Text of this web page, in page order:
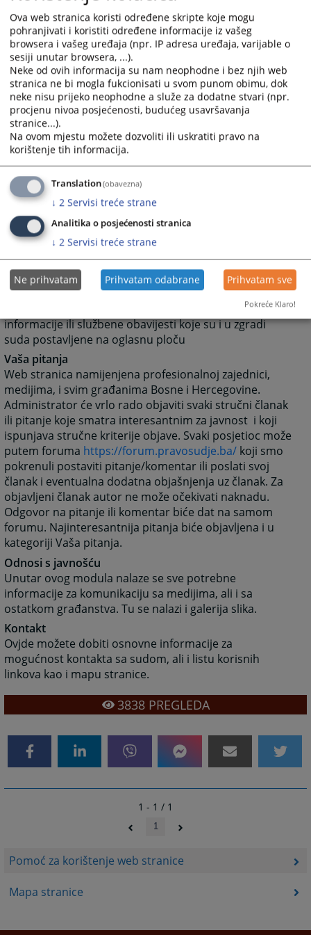
Pomoć za korištenje web stranice
Mapa stranice
Grupa Najava događaja predstavlja najavu budućih
događanja važnih za sud sa datumom događanja.
Grupa često postavljana pitanja prikazuje pitanja i
odgovore koji su najčešće postavljana sudu, a vezana
su za rad suda ili druge aktivnosti vezane za sam sud.
Grupa Raspored suđenja prikazuje detaljne informacije
o suđenjima u sudu za određeni vremenski period.
Grupa Vijesti iz pravosuđa obuhvata informacije koje
su vezane za pravosuđe BiH u cjelini.
Rad suda
Klikom na Rad suda otvoriće Vam se web stranicama
sa svim novostima (arhivom) koje su vezane za rad
suda.
Klikom na neku od kategorija možete dobiti
informacije: o dokumentima koje na sudu možete
dobiti, o samoj organizaciji suda, o statistici o protoku
predmeta, o osnivanju suda, o uposlenicima suda
Oglasna ploča
Kroz informacije krećete se na isti način kao i kroz Rad
suda. Na oglasnu ploču, administrator će stavljati
informacije ili službene obavijesti koje su i u zgradi
suda postavljene na oglasnu ploču
Vaša pitanja
Web stranica namijenjena profesionalnoj zajednici,
medijima, i svim građanima Bosne i Hercegovine.
Administrator će vrlo rado objaviti svaki stručni članak
ili pitanje koje smatra interesantnim za javnost i koji
ispunjava stručne kriterije objave. Svaki posjetioc može
putem foruma https://forum.pravosudje.ba/ koji smo
pokrenuli postaviti pitanje/komentar ili poslati svoj
članak i eventualna dodatna objašnjenja uz članak. Za
objavljeni članak autor ne može očekivati naknadu.
Odgovor na pitanje ili komentar biće dat na samom
forumu. Najinteresantnija pitanja biće objavljena i u
kategoriji Vaša pitanja.
Odnosi s javnošću
Unutar ovog modula nalaze se sve potrebne
informacije za komunikaciju sa medijima, ali i sa
ostatkom građanstva. Tu se nalazi i galerija slika.
Kontakt
Ovjde možete dobiti osnovne informacije za
mogućnost kontakta sa sudom, ali i listu korisnih
linkova kao i mapu stranice.
3838PREGLEDA
1 - 1 / 1
1
Ova web stranica koristi određene skripte koje mogu
pohranjivati i koristiti određene informacije iz vašeg
browsera i vašeg uređaja (npr. IP adresa uređaja, varijable o
sesiji unutar browsera, ...).
Neke od ovih informacija su nam neophodne i bez njih web
stranica ne bi mogla fukcionisati u svom punom obimu, dok
neke nisu prijeko neophodne a služe za dodatne stvari (npr.
procjenu nivoa posjećenosti, budućeg usavršavanja
stranice...).
Na ovom mjestu možete dozvoliti ili uskratiti pravo na
korištenje tih informacija.
Translation(obavezna)
↓ 2 Servisi treće strane
Analitika o posjećenosti stranica
↓ 2 Servisi treće strane
Ne prihvatam Prihvatam odabrane Prihvatam sve
Pokreće Klaro!